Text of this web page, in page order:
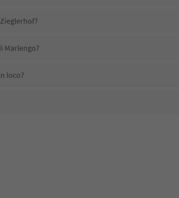
Marlengo?
loco?
Zieglerhof?
Guest Pass?